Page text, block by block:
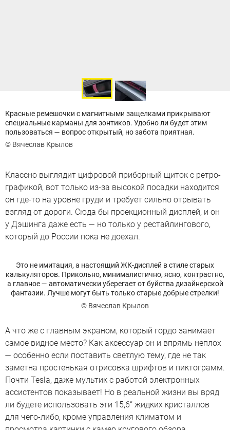
Красные ремешочки с магнитными защелками прикрывают
специальные карманы для зонтиков. Удобно ли будет этим
пользоваться — вопрос открытый, но забота приятная.
© Вячеслав Крылов
Классно выглядит цифровой приборный щиток с ретро-
графикой, вот только из-за высокой посадки находится
он где-то на уровне груди и требует сильно отрывать
взгляд от дороги. Сюда бы проекционный дисплей, и он
у Дэшинга даже есть — но только у рестайлингового,
который до России пока не доехал.
Это не имитация, а настоящий ЖК-дисплей в стиле старых
калькуляторов. Прикольно, минималистично, ясно, контрастно,
а главное — автоматически уберегает от буйства дизайнерской
фантазии. Лучше могут быть только старые добрые стрелки!
© Вячеслав Крылов
А что же с главным экраном, который гордо занимает
самое видное место? Как аксессуар он и впрямь неплох
— особенно если поставить светлую тему, где не так
заметна простенькая отрисовка шрифтов и пиктограмм.
Почти Tesla, даже мультик с работой электронных
ассистентов показывает! Но в реальной жизни вы вряд
ли будете использовать эти 15,6“ жидких кристаллов
для чего-либо, кроме управления климатом и